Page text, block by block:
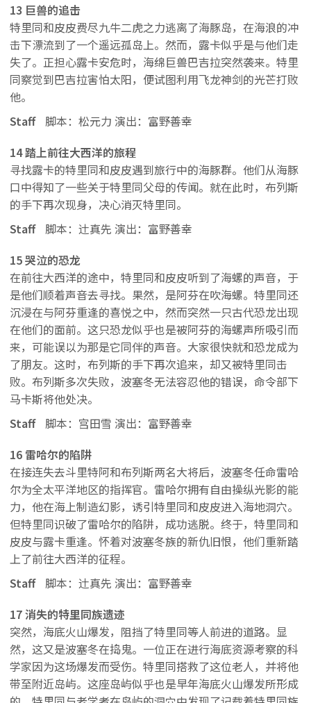
13 巨兽的追击
特里同和皮皮费尽九牛二虎之力逃离了海豚岛，在海浪的冲
击下漂流到了一个遥远孤岛上。然而，露卡似乎是与他们走
失了。正担心露卡安危时，海绵巨兽巴吉拉突然袭来。特里
同察觉到巴吉拉害怕太阳，便试图利用飞龙神剑的光芒打败
他。
Staff
脚本：松元力 演出：富野善幸
14 踏上前往大西洋的旅程
寻找露卡的特里同和皮皮遇到旅行中的海豚群。他们从海豚
口中得知了一些关于特里同父母的传闻。就在此时，布列斯
的手下再次现身，决心消灭特里同。
Staff
脚本：辻真先 演出：富野善幸
15 哭泣的恐龙
在前往大西洋的途中，特里同和皮皮听到了海螺的声音，于
是他们顺着声音去寻找。果然，是阿芬在吹海螺。特里同还
沉浸在与阿芬重逢的喜悦之中，然而突然一只古代恐龙出现
在他们的面前。这只恐龙似乎也是被阿芬的海螺声所吸引而
来，可能误以为那是它同伴的声音。大家很快就和恐龙成为
了朋友。这时，布列斯的手下再次追来，却又被特里同击
败。布列斯多次失败，波塞冬无法容忍他的错误，命令部下
马卡斯将他处决。
Staff
脚本：宫田雪 演出：富野善幸
16 雷哈尔的陷阱
在接连失去斗里特阿和布列斯两名大将后，波塞冬任命雷哈
尔为全太平洋地区的指挥官。雷哈尔拥有自由操纵光影的能
力，他在海上制造幻影，诱引特里同和皮皮进入海地洞穴。
但特里同识破了雷哈尔的陷阱，成功逃脱。终于，特里同和
皮皮与露卡重逢。怀着对波塞冬族的新仇旧恨，他们重新踏
上了前往大西洋的征程。
Staff
脚本：辻真先 演出：富野善幸
17 消失的特里同族遗迹
突然，海底火山爆发，阻挡了特里同等人前进的道路。显
然，这又是波塞冬在捣鬼。一位正在进行海底资源考察的科
学家因为这场爆发而受伤。特里同搭救了这位老人，并将他
带至附近岛屿。这座岛屿似乎也是早年海底火山爆发所形成